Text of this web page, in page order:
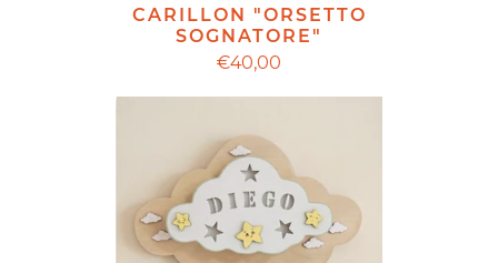
CARILLON "ORSETTO
SOGNATORE"
€40,00